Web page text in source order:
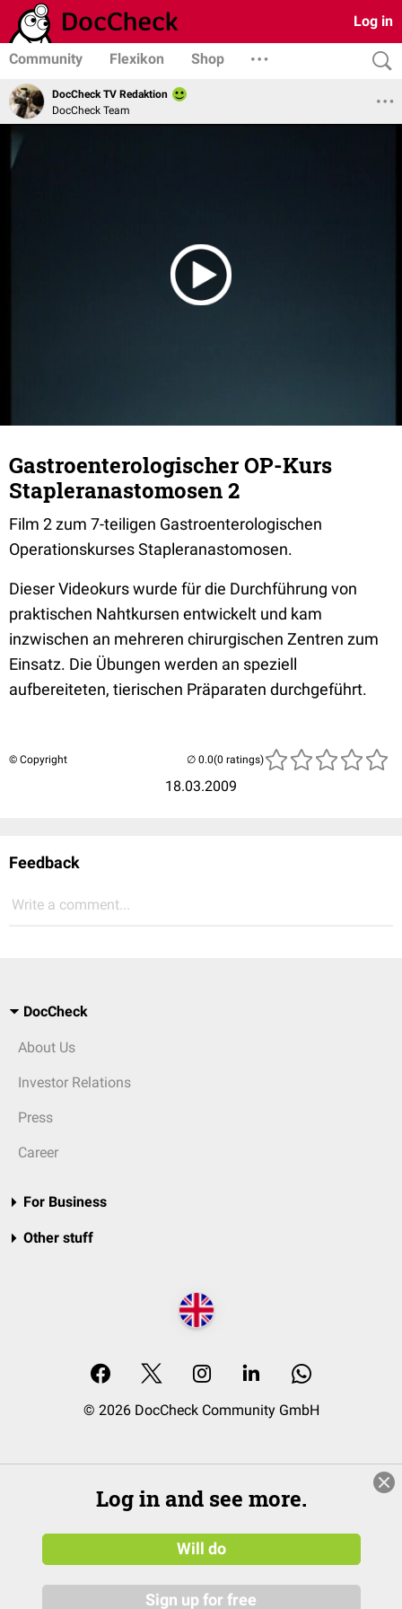
Log in
Community Flexikon Shop
DocCheck TV Redaktion
DocCheck Team
Gastroenterologischer OP-Kurs
Stapleranastomosen 2
Film 2 zum 7-teiligen Gastroenterologischen
Operationskurses Stapleranastomosen.
Dieser Videokurs wurde für die Durchführung von
praktischen Nahtkursen entwickelt und kam
inzwischen an mehreren chirurgischen Zentren zum
Einsatz. Die Übungen werden an speziell
aufbereiteten, tierischen Präparaten durchgeführt.
© Copyright
18.03.2009
(0 ratings)
Feedback
Write a comment...
DocCheck
About Us
Investor Relations
Press
Career
For Business
Other stuff
© 2026 DocCheck Community GmbH
Log in and see more.
Will do
Sign up for free